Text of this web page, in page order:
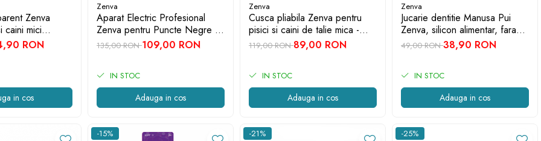
Zenva
caini mici
ventilatie,
Roz
RON
in cos
Zenva
Aparat Electric Profesional
Zenva pentru Puncte Negre și
Acnee - 4 Capete + 4 Ace
Extractoare
135,00 RON109,00 RON
IN STOC
Adauga in cos
Zenva
Cusca pliabila Zenva pentru
pisici si caini de talie mica -
portabila, aerisita si usor de
transportat, Roz
119,00 RON89,00 RON
IN STOC
Adauga in cos
Zenva
Jucarie dentitie Manusa Pui
Zenva, silicon alimentar, fara
BPA, 3-12 luni, Albastru
49,00 RON38,90 RON
IN STOC
Adauga in cos
-15% -21% -25%